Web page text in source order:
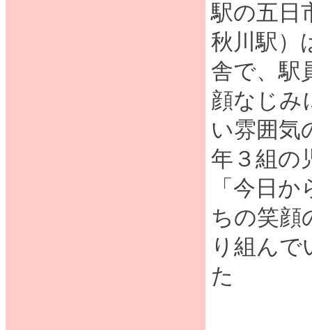
駅の五日
秋川駅）
舎で、駅
顔なじみ
い雰囲気
年３組の
「今日
ちの笑顔
り組んで
た